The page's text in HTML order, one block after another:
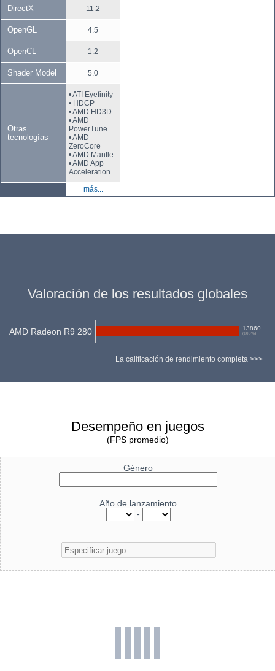
DirectX 11.2
OpenGL 4.5
OpenCL 1.2
Shader Model 5.0
Otras
tecnologías
• ATI Eyefinity
• HDCP
• AMD HD3D
• AMD
PowerTune
• AMD
ZeroCore
• AMD Mantle
• AMD App
Acceleration
más...
Valoración de los resultados globales
AMD Radeon R9 280 13860
(100 %)
La calificación de rendimiento completa >>>
Desempeño en juegos
(FPS promedio)
Género
Año de lanzamiento
-